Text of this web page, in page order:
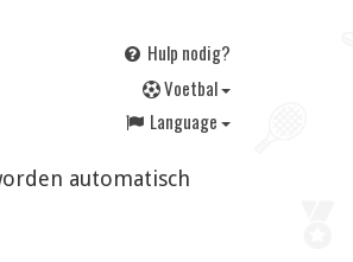
Hulp nodig?
Voetbal
Language
automatisch